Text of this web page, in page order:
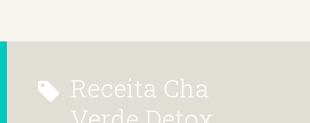
Receita Cha